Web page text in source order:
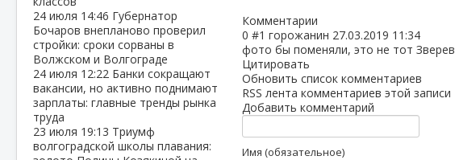
24 июля 14:46 Губернатор
Бочаров внепланово проверил
стройки: сроки сорваны в
Волжском и Волгограде
24 июля 12:22 Банки сокращают
вакансии, но активно поднимают
зарплаты: главные тренды рынка
труда
23 июля 19:13 Триумф
волгоградской школы плавания:
Комментарии
0 #1 горожанин 27.03.2019 11:34
фото бы поменяли, это не тот Зверев
Цитировать
Обновить список комментариев
RSS лента комментариев этой записи
Добавить комментарий
Имя (обязательное)